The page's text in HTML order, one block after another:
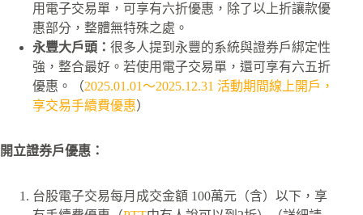
用電子交易單，可享有六折優惠，除了以上折讓款優
惠部分，整體無特殊之處。
永豐大戶頭： 很多人提到永豐的系統與證券戶綁定性
強，整合最好。若使用電子交易單，還可享有六五折
優惠。（2025.01.01～2025.12.31 活動期間線上開戶，
享交易手續費優惠）
開立證券戶優惠：
台股電子交易每月成交金額 100萬元（含）以下，享